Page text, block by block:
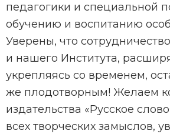
педагогики и специальной
обучению и воспитанию
Уверены, что
и нашего Института,
укрепляясь со временем,
же плодотворным! Желаем
издательства «Русское
всех творческих замыслов,